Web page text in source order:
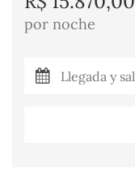
por noche